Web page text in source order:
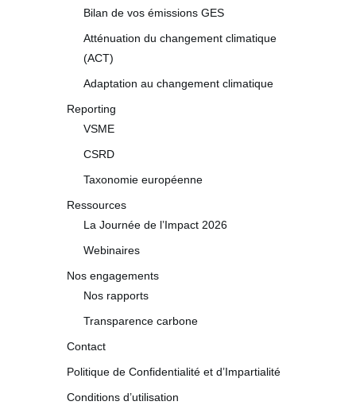
Bilan de vos émissions GES
Atténuation du changement climatique
(ACT)
Adaptation au changement climatique
Reporting
VSME
CSRD
Taxonomie européenne
Ressources
La Journée de l’Impact 2026
Webinaires
Nos engagements
Nos rapports
Transparence carbone
Contact
Politique de Confidentialité et d’Impartialité
Conditions d’utilisation